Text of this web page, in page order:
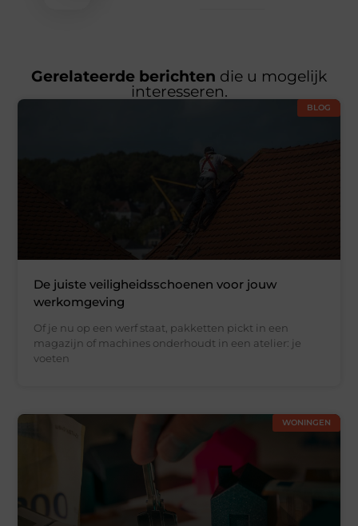
Gerelateerde berichten die u mogelijk
interesseren.
BLOG
De juiste veiligheidsschoenen voor jouw
werkomgeving
Of je nu op een werf staat, pakketten pickt in een
magazijn of machines onderhoudt in een atelier: je
voeten
WONINGEN